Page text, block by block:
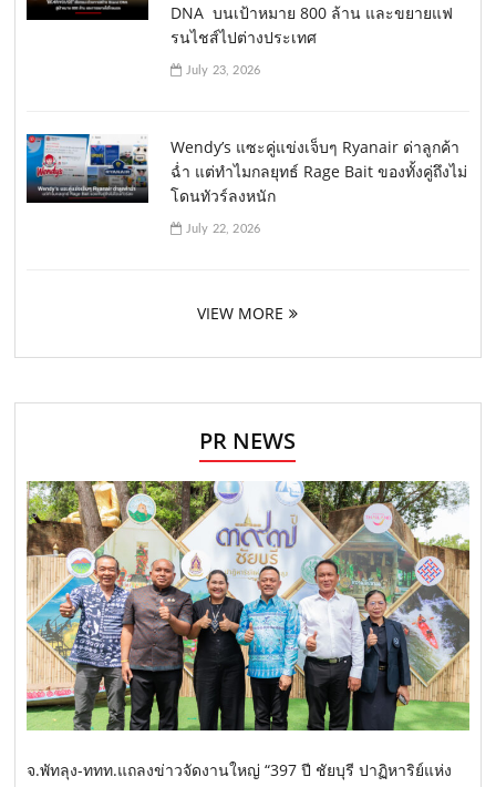
DNA บนเป้าหมาย 800 ล้าน และขยายแฟ
รนไชส์ไปต่างประเทศ
July 23, 2026
Wendy’s แซะคู่แข่งเจ็บๆ Ryanair ด่าลูกค้า
ฉ่ำ แต่ทำไมกลยุทธ์ Rage Bait ของทั้งคู่ถึงไม่
โดนทัวร์ลงหนัก
July 22, 2026
VIEW MORE
PR NEWS
จ.พัทลุง-ททท.แถลงข่าวจัดงานใหญ่ “397 ปี ชัยบุรี ปาฏิหาริย์แห่ง